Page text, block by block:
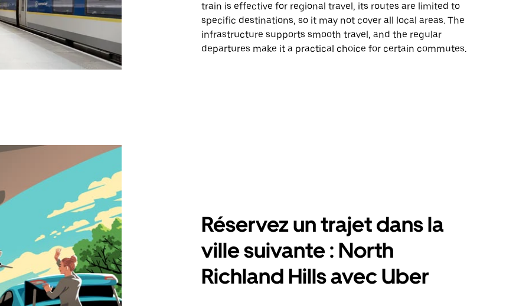
train is effective for regional travel, its routes are limited to
specific destinations, so it may not cover all local areas. The
infrastructure supports smooth travel, and the regular
departures make it a practical choice for certain commutes.
Réservez un trajet dans la
ville suivante : North
Richland Hills avec Uber